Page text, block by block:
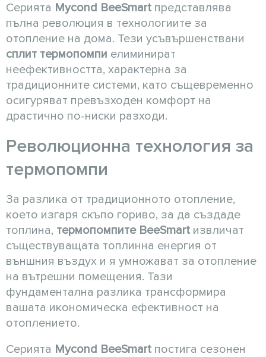
Серията Mycond BeeSmart представлява
пълна революция в технологиите за
отопление на дома. Тези усъвършенствани
сплит термопомпи елиминират
неефективността, характерна за
традиционните системи, като същевременно
осигуряват превъзходен комфорт на
драстично по-ниски разходи.
Революционна технология за
термопомпи
За разлика от традиционното отопление,
което изгаря скъпо гориво, за да създаде
топлина, термопомпите BeeSmart извличат
съществуващата топлинна енергия от
външния въздух и я умножават за отопление
на вътрешни помещения. Тази
фундаментална разлика трансформира
вашата икономическа ефективност на
отоплението.
Серията Mycond BeeSmart постига сезонен